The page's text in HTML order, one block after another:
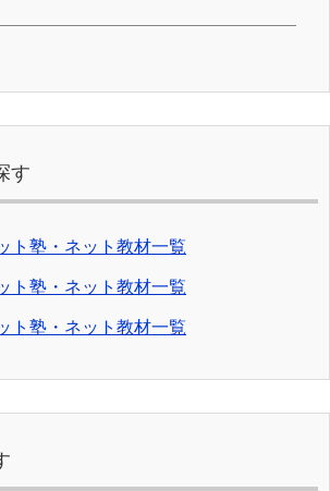
す
ト塾・ネット教材一覧
ト塾・ネット教材一覧
ト塾・ネット教材一覧